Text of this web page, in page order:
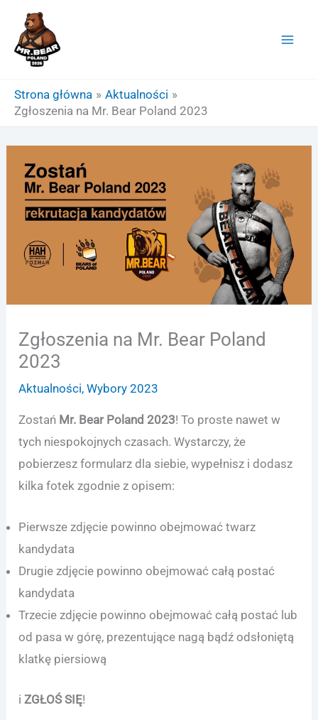
Przejdź
treści
Strona główna
Aktualności
Zgłoszenia na Mr. Bear Poland 2023
Zgłoszenia na Mr. Bear Poland
2023
Aktualności,Wybory 2023
Zostań Mr. Bear Poland 2023! To proste nawet w
tych niespokojnych czasach. Wystarczy, że
pobierzesz formularz dla siebie, wypełnisz i dodasz
kilka fotek zgodnie z opisem:
Pierwsze zdjęcie powinno obejmować twarz
kandydata
Drugie zdjęcie powinno obejmować całą postać
kandydata
Trzecie zdjęcie powinno obejmować całą postać lub
od pasa w górę, prezentujące nagą bądź odsłoniętą
klatkę piersiową
iZGŁOŚ SIĘ!